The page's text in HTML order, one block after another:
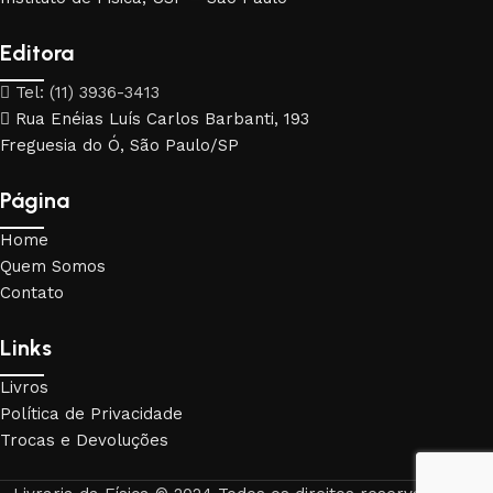
Editora
Tel: (11) 3936-3413
Rua Enéias Luís Carlos Barbanti, 193
Freguesia do Ó, São Paulo/SP
Página
Home
Quem Somos
Contato
Links
Livros
Política de Privacidade
Trocas e Devoluções